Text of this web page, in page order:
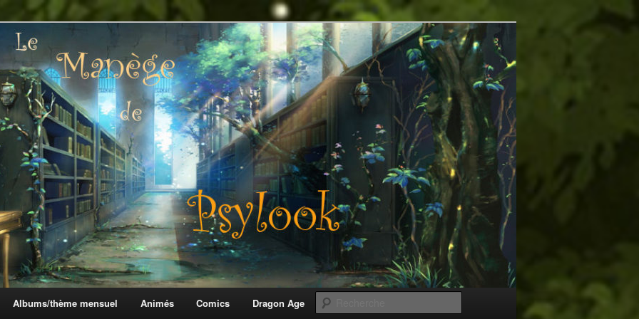
Psylook
Albums/thème mensuel Animés Comics Dragon Age